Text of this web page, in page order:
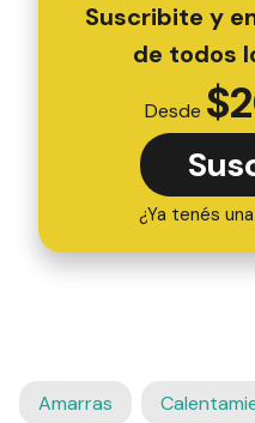
Suscribite y
de todos
Desde $
¿Ya tenés
Amarras